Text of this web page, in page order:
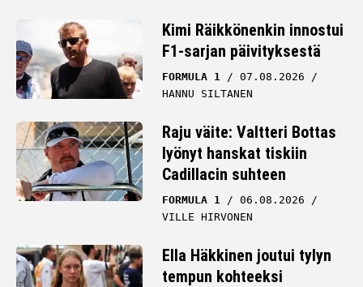
Kimi Räikkönenkin innostui
F1-sarjan päivityksestä
FORMULA 1
07.08.2026
HANNU SILTANEN
Raju väite: Valtteri Bottas
lyönyt hanskat tiskiin
Cadillacin suhteen
FORMULA 1
06.08.2026
VILLE HIRVONEN
Ella Häkkinen joutui tylyn
tempun kohteeksi